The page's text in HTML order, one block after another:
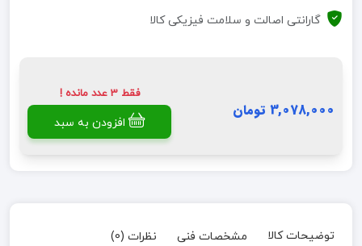
گارانتی اصالت و سلامت فیزیکی کالا
3,078,000 تومان
فقط 3 عدد مانده !
افزودن به سبد
توضیحات کالا مشخصات فنی نظرات (0)